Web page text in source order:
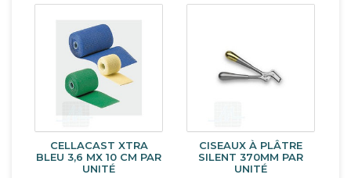
CELLACAST XTRA
BLEU 3,6 MX 10 CM PAR
UNITÉ
CISEAUX À PLÂTRE
SILENT 370MM PAR
UNITÉ